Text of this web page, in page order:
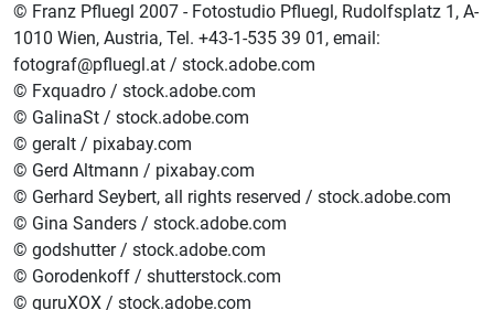
© Franz Pfluegl 2007 - Fotostudio Pfluegl, Rudolfsplatz 1, A-
1010 Wien, Austria, Tel. +43-1-535 39 01, email:
fotograf@pfluegl.at / stock.adobe.com
© Fxquadro / stock.adobe.com
© GalinaSt / stock.adobe.com
© geralt / pixabay.com
© Gerd Altmann / pixabay.com
© Gerhard Seybert, all rights reserved / stock.adobe.com
© Gina Sanders / stock.adobe.com
© godshutter / stock.adobe.com
© Gorodenkoff / shutterstock.com
© guruXOX / stock.adobe.com